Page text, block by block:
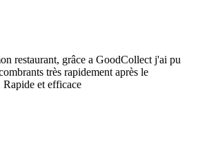
restaurant, grâce a GoodCollect j'ai pu
très rapidement après le
et efficace